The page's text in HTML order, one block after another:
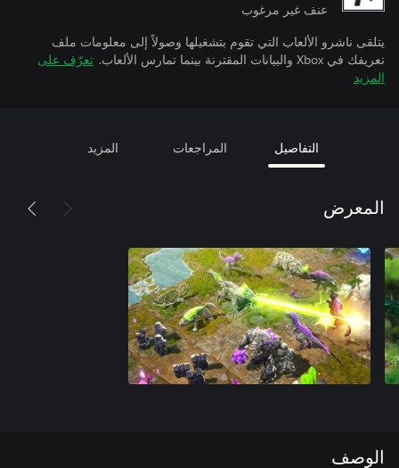
عنف غير مرغوب
يتلقى ناشرو الألعاب التي تقوم بتشغيلها وصولاً إلى معلومات ملف
تعريفك في Xbox والبيانات المقترنة بينما تمارس الألعاب.
تعرّف على
المزيد
التفاصيل المراجعات المزيد
المعرض
الوصف